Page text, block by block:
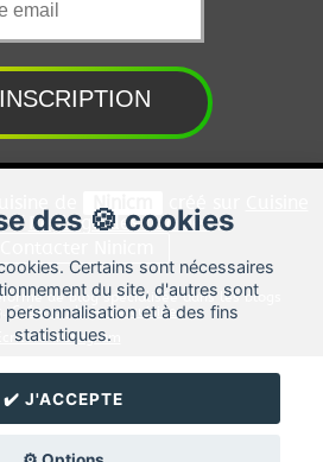
des 🍪 cookies
Certains sont nécessaires
du site, d'autres sont
personnalisation et à des fins
statistiques.
✔️ J'ACCEPTE
⁄ Réglage des cookies/
de blog spécialisée dans les blogs
Créer un blog de cuisine
Ecriture Instagram